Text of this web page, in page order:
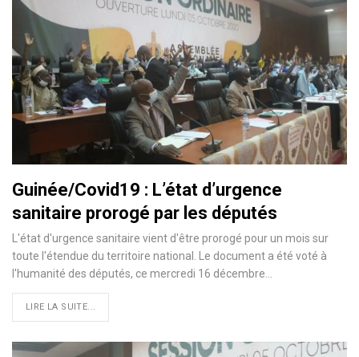
Guinée/Covid19 : L’état d’urgence
sanitaire prorogé par les députés
L'état d'urgence sanitaire vient d'être prorogé pour un mois sur
toute l'étendue du territoire national. Le document a été voté à
l'humanité des députés, ce mercredi 16 décembre
LIRE LA SUITE...